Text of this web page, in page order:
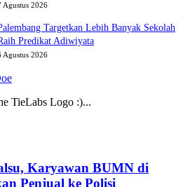
Agustus 2026
Targetkan Lebih Banyak Sekolah
Predikat Adiwiyata
Agustus 2026
TieLabs Logo :)...
Karyawan BUMN di
Penjual ke Polisi